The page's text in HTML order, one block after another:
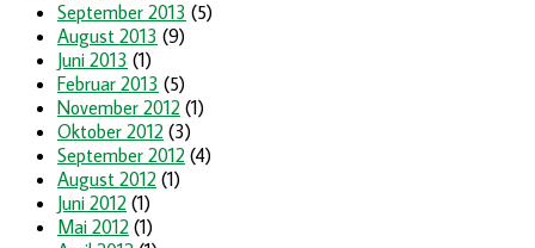
September 2013 (5)
August 2013 (9)
Juni 2013 (1)
Februar 2013 (5)
November 2012 (1)
Oktober 2012 (3)
September 2012 (4)
August 2012 (1)
Juni 2012 (1)
Mai 2012 (1)